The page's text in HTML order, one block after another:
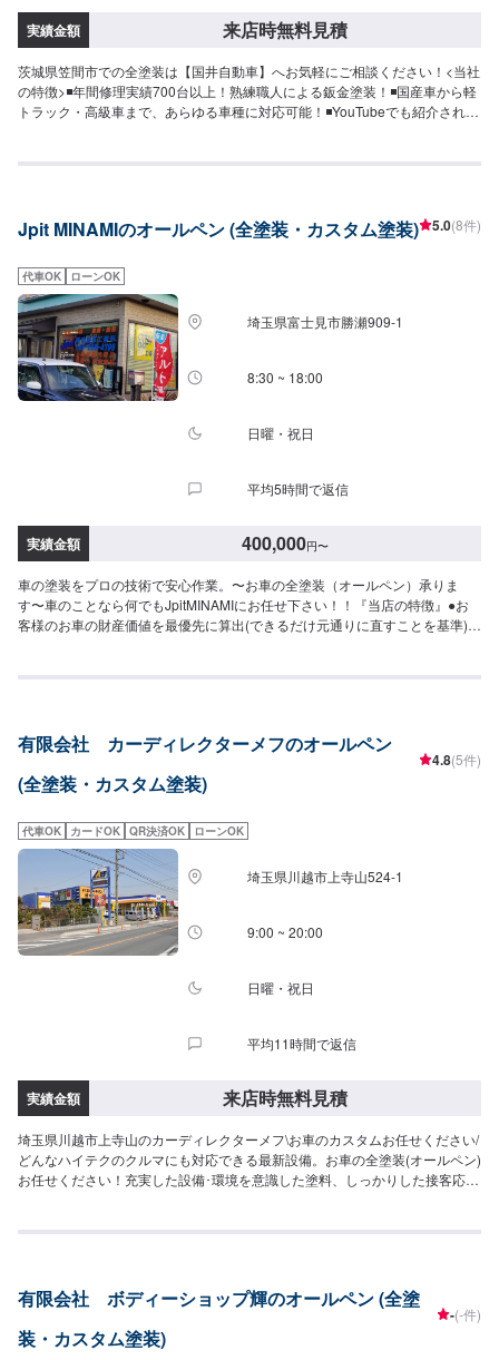
実績金額 来店時無料見積
茨城県笠間市での全塗装は【国井自動車】へお気軽にご相談ください！<当社
の特徴>◾年間修理実績700台以上！熟練職人による鈑金塗装！◾国産車から軽
トラック・高級車まで、あらゆる車種に対応可能！◾YouTubeでも紹介された
のご相談もお気軽にどうぞ！【1】オファーにてお問い合わせ【2】お見積り
ペースは事務所前の空いているスペースに駐車してください。受付はスタッ
【定休日・営業時間】定休日：第２、４土曜日、日曜日、祝日営業時間：
8:00~17:00
Jpit MINAMIのオールペン (全塗装・カスタム塗装) 5.0(8件)
代車OK ローンOK
埼玉県富士見市勝瀬909‐1
8:30 ~ 18:00
日曜・祝日
平均5時間で返信
実績金額 400,000円〜
車の塗装をプロの技術で安心作業。〜お車の全塗装（オールペン）承りま
す〜車のことなら何でもJpitMINAMIにお任せ下さい！！『当店の特徴』●お
客様のお車の財産価値を最優先に算出(できるだけ元通りに直すことを基準)●
望に合わせてリサイクルパーツの使用も可能！⭕️✔️コンピュータで色分析！
【4】仕上がり次第納車『パーツ持ち込みOK！⭕️』欲しくて買ったけどうま
く付けられない、そんなご経験はありませんか？ジェイピットミナミでは、
ネットでご購入いただいたパーツを取り付けることが可能です。クルマ好き
用意しています。お車の作業中は代車をご利用ください。※代車の燃料代はお
客様にご負担いただいております。『営業時間・定休日』営業時間：8:30〜
18:00定休日：日・祝・第一月曜古いクルマをはじめ、オリジナルの塗装色も
しっかり色合わせを実施いたします。大切なクルマの修理も安心してご利用
いただけます。
有限会社 カーディレクターメフのオールペン
(全塗装・カスタム塗装)
4.8(5件)
代車OK カードOK QR決済OK ローンOK
埼玉県川越市上寺山524-1
9:00 ~ 20:00
日曜・祝日
平均11時間で返信
実績金額 来店時無料見積
埼玉県川越市上寺山のカーディレクターメフ\お車のカスタムお任せください/
どんなハイテクのクルマにも対応できる最新設備。お車の全塗装(オールペン)
お任せください！充実した設備･環境を意識した塗料、しっかりした接客応対
ご購入希望の旨をオファー備考欄にご記載ください。【代車について】作業
有限会社 ボディーショップ輝のオールペン (全塗
装・カスタム塗装)
-(-件)